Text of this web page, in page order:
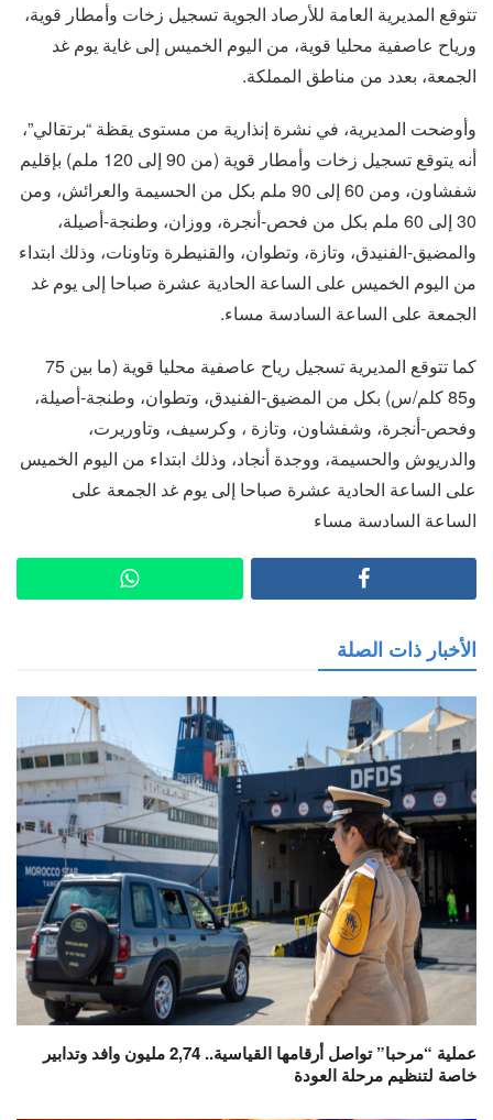
تتوقع المديرية العامة للأرصاد الجوية تسجيل زخات وأمطار قوية،
ورياح عاصفية محليا قوية، من اليوم الخميس إلى غاية يوم غد
الجمعة، بعدد من مناطق المملكة.
وأوضحت المديرية، في نشرة إنذارية من مستوى يقظة “برتقالي”،
أنه يتوقع تسجيل زخات وأمطار قوية (من 90 إلى 120 ملم) بإقليم
شفشاون، ومن 60 إلى 90 ملم بكل من الحسيمة والعرائش، ومن
30 إلى 60 ملم بكل من فحص-أنجرة، ووزان، وطنجة-أصيلة،
والمضيق-الفنيدق، وتازة، وتطوان، والقنيطرة وتاونات، وذلك ابتداء
من اليوم الخميس على الساعة الحادية عشرة صباحا إلى يوم غد
الجمعة على الساعة السادسة مساء.
كما تتوقع المديرية تسجيل رياح عاصفية محليا قوية (ما بين 75
و85 كلم/س) بكل من المضيق-الفنيدق، وتطوان، وطنجة-أصيلة،
وفحص-أنجرة، وشفشاون، وتازة ، وكرسيف، وتاوريرت،
والدريوش والحسيمة، ووجدة أنجاد، وذلك ابتداء من اليوم الخميس
على الساعة الحادية عشرة صباحا إلى يوم غد الجمعة على
الساعة السادسة مساء
الأخبار ذات الصلة
عملية “مرحبا” تواصل أرقامها القياسية.. 2,74 مليون وافد وتدابير
خاصة لتنظيم مرحلة العودة